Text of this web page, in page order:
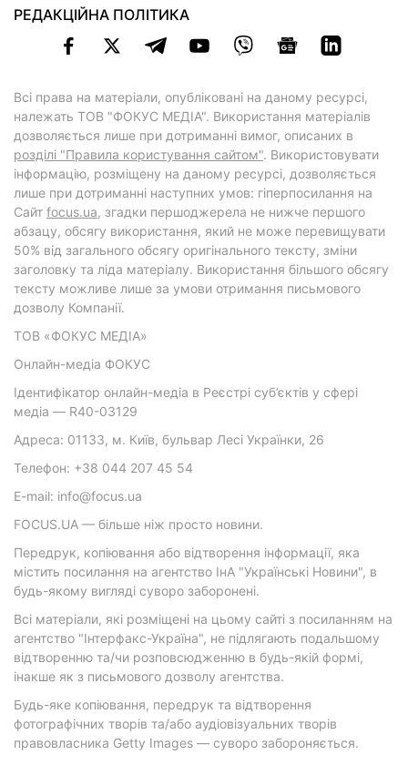
РЕДАКЦІЙНА ПОЛІТИКА
Всі права на матеріали, опубліковані на даному ресурсі,
належать ТОВ "ФОКУС МЕДІА". Використання матеріалів
дозволяється лише при дотриманні вимог, описаних в
розділі "Правила користування сайтом". Використовувати
інформацію, розміщену на даному ресурсі, дозволяється
лише при дотриманні наступних умов: гіперпосилання на
Cайт focus.ua, згадки першоджерела не нижче першого
абзацу, обсягу використання, який не може перевищувати
50% від загального обсягу оригінального тексту, зміни
заголовку та ліда матеріалу. Використання більшого обсягу
тексту можливе лише за умови отримання письмового
дозволу Компанії.
ТОВ «ФОКУС МЕДІА»
Онлайн-медіа ФОКУС
Ідентифікатор онлайн-медіа в Реєстрі суб’єктів у сфері
медіа — R40-03129
Адреса: 01133, м. Київ, бульвар Лесі Українки, 26
Телефон: +38 044 207 45 54
E-mail: info@focus.ua
FOCUS.UA — більше ніж просто новини.
Передрук, копіювання або відтворення інформації, яка
містить посилання на агентство ІнА "Українські Новини", в
будь-якому вигляді суворо заборонені.
Всі матеріали, які розміщені на цьому сайті з посиланням на
агентство "Інтерфакс-Україна", не підлягають подальшому
відтворенню та/чи розповсюдженню в будь-якій формі,
інакше як з письмового дозволу агентства.
Будь-яке копіювання, передрук та відтворення
фотографічних творів та/або аудіовізуальних творів
правовласника Getty Images — суворо забороняється.